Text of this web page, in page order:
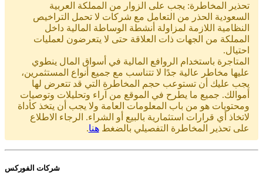
تحذير المخاطرة: يجب على الزوار من المملكة العربية
السعودية الحذر من التعامل مع شركات لا تحمل التراخيص
النظامية اللازمة لمزاولة أنشطة الوساطة المالية داخل
المملكة من الجهات ذات العلاقة حتى لا يتعرضون لعمليات
احتيال.
المتاجرة باستخدام الروافع المالية في أسواق المال ينطوي
عليها مخاطر عالية جدًا لا تتناسب مع جميع أنواع المستثمرين،
يجب عليك أن تستوعب حجم المخاطرة التي قد تتعرض لها
أموالك. جميع ما يطرح في الموقع من آراء وتحليلات وتوصيات
ومحتويات هو من باب المعلومات العامة ولا يجب أن يتخذ كأداة
لاتخاذ أي قرارات استثمارية بالبيع أو الشراء. الرجاء الاطلاع
على تحذير المخاطرة التفصيلي بالضغطهنا.
شركات الفوركس